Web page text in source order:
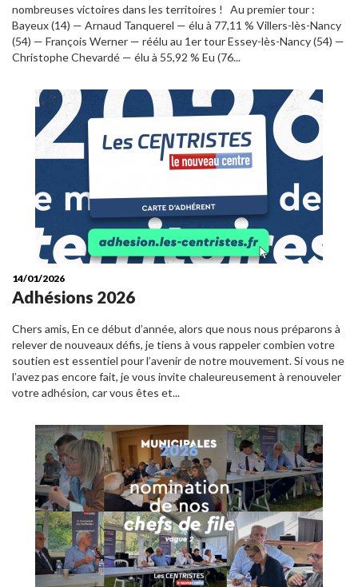
nombreuses victoires dans les territoires ! Au premier tour :
Bayeux (14) — Arnaud Tanquerel — élu à 77,11 % Villers-lès-Nancy
(54) — François Werner — réélu au 1er tour Essey-lès-Nancy (54) —
Christophe Chevardé — élu à 55,92 % Eu (76...
14/01/2026
Adhésions 2026
Chers amis, En ce début d’année, alors que nous nous préparons à
relever de nouveaux défis, je tiens à vous rappeler combien votre
soutien est essentiel pour l’avenir de notre mouvement. Si vous ne
l’avez pas encore fait, je vous invite chaleureusement à renouveler
votre adhésion, car vous êtes et...